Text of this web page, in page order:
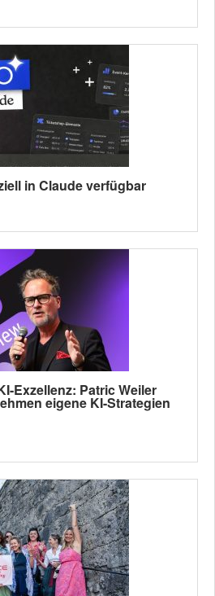
in Claude verfügbar
Exzellenz: Patric Weiler
eigene KI-Strategien